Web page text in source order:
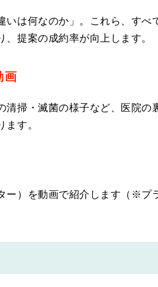
いは何なのか」。これら、す
提案の成約率が向上します。
画
掃・滅菌の様子など、医院
す。
）を動画で紹介します（※